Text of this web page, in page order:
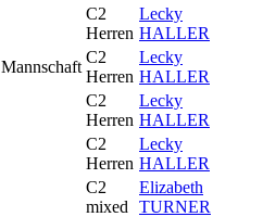
C2
Herren
Lecky
HALLER
Mannschaft
C2
Herren
Lecky
HALLER
C2
Herren
Lecky
HALLER
C2
Herren
Lecky
HALLER
C2
mixed
Elizabeth
TURNER